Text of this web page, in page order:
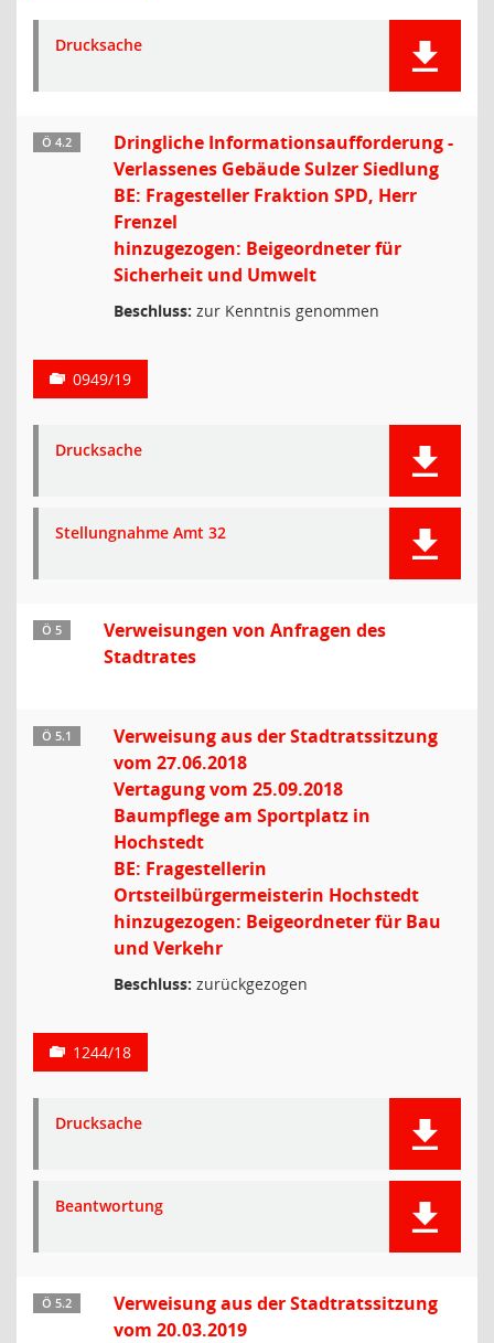
Drucksache
Ö 4.2
Dringliche Informationsaufforderung -
Verlassenes Gebäude Sulzer Siedlung
BE: Fragesteller Fraktion SPD, Herr
Frenzel
hinzugezogen: Beigeordneter für
Sicherheit und Umwelt
Beschluss: zur Kenntnis genommen
0949/19
Drucksache
Stellungnahme Amt 32
Ö 5
Verweisungen von Anfragen des
Stadtrates
Ö 5.1
Verweisung aus der Stadtratssitzung
vom 27.06.2018
Vertagung vom 25.09.2018
Baumpflege am Sportplatz in
Hochstedt
BE: Fragestellerin
Ortsteilbürgermeisterin Hochstedt
hinzugezogen: Beigeordneter für Bau
und Verkehr
Beschluss: zurückgezogen
1244/18
Drucksache
Beantwortung
Ö 5.2
Verweisung aus der Stadtratssitzung
vom 20.03.2019